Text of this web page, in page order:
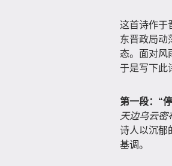
这首诗作于
东晋政局动
态。面对风
于是写下此
第一段：“
天边乌云密
诗人以沉郁
基调。